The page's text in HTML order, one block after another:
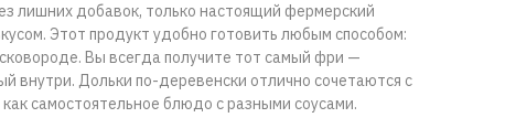
лишних добавок, только настоящий фермерский
Этот продукт удобно готовить любым способом:
Вы всегда получите тот самый фри —
внутри. Дольки по-деревенски отлично сочетаются с
самостоятельное блюдо с разными соусами.